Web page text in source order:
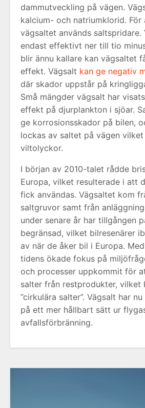
dammutveckling på vägen.
kalcium- och natriumklorid.
vägsaltet används saltspridare.
endast effektivt ner till tio
blir ännu kallare kan vägsaltet
effekt. Vägsalt kan ge negativ
där skador uppstår på
Små mängder vägsalt har
effekt på djurplankton i sjöar.
ge korrosionsskador på bilen,
lockas av saltet på vägen
viltolyckor.
I början av 2010-talet rådde
Europa, vilket resulterade i att
fick användas. Vägsaltet kom
saltgruvor samt från
under senare år har tillgången
begränsad, vilket bilresenärer
av när de åker bil i Europa.
tidens ökade fokus på
och processer uppkommit för
salter från restprodukter, vilket
”cirkulära salter”. Vägsalt har
på ett mer hållbart sätt ur
avfallsförbränning.